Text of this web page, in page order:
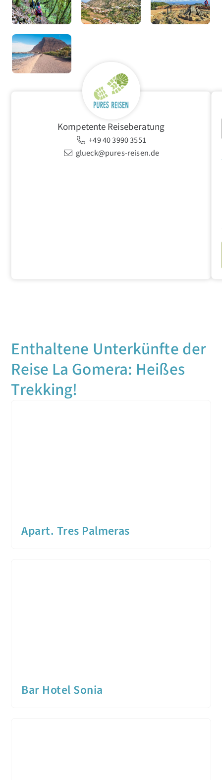
Kompetente Reiseberatung
+49 40 3990 3551
glueck@pures-reisen.de
Enthaltene Unterkünfte der
Reise La Gomera: Heißes
Trekking!
Apart. Tres Palmeras
Bar Hotel Sonia